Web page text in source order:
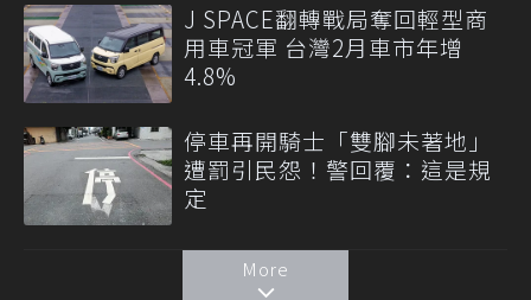
J SPACE翻轉戰局奪回輕型商
用車冠軍 台灣2月車市年增
4.8%
停車再開騎士「雙腳未著地」
遭罰引民怨！警回覆：這是規
定
More